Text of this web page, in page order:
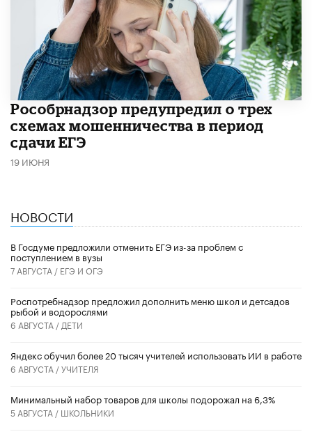
Рособрнадзор предупредил о трех
схемах мошенничества в период
сдачи ЕГЭ
19 ИЮНЯ
НОВОСТИ
В Госдуме предложили отменить ЕГЭ из-за проблем с
поступлением в вузы
7 АВГУСТА / ЕГЭ И ОГЭ
Роспотребнадзор предложил дополнить меню школ и детсадов
рыбой и водорослями
6 АВГУСТА / ДЕТИ
​Яндекс обучил более 20 тысяч учителей использовать ИИ в работе
6 АВГУСТА /УЧИТЕЛЯ
Минимальный набор товаров для школы подорожал на 6,3%
5 АВГУСТА / ШКОЛЬНИКИ